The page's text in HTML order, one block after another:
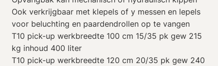
Ook verkrijgbaar met klepels of y messen en lepels
voor beluchting en paardendrollen op te vangen
T10 pick-up werkbreedte 100 cm 15/35 pk gew 215
kg inhoud 400 liter
T10 pick-up werkbreedte 120 cm 20/35 pk gew 240